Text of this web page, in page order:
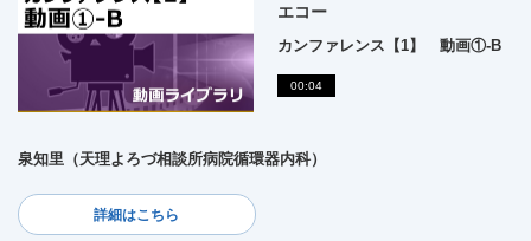
エコー
カンファレンス【1】 動画①-B
00:04
泉知里（天理よろづ相談所病院循環器内科）
詳細はこちら